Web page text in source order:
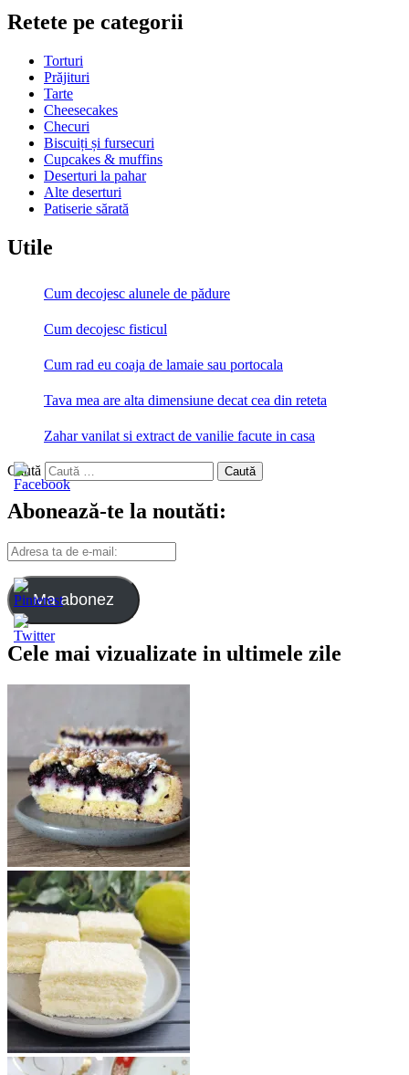
Retete pe categorii
Torturi
Prăjituri
Tarte
Cheesecakes
Checuri
Biscuiți și fursecuri
Cupcakes & muffins
Deserturi la pahar
Alte deserturi
Patiserie sărată
Utile
Cum decojesc alunele de pădure
Cum decojesc fisticul
Cum rad eu coaja de lamaie sau portocala
Tava mea are alta dimensiune decat cea din reteta
Zahar vanilat si extract de vanilie facute in casa
Caută
Abonează-te la noutăti:
Adresa
ta
de
e-
mail:
Ma abonez
Cele mai vizualizate in ultimele zile